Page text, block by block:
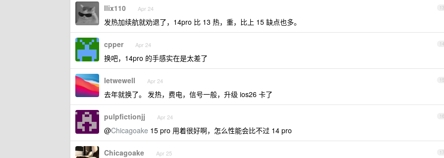
13
llix110 Apr 24
发热加续航就劝退了，14pro 比 13 热，重，比上 15 缺点也多。
14
cpper Apr 24
换吧，14pro 的手感实在是太差了
15
letwewell Apr 24
去年就换了。 发热，费电，信号一般，升级 ios26 卡了
16
pulpfictionjj Apr 24
@Chicagoake 15 pro 用着很好啊，怎么性能会比不过 14 pro
17
Chicagoake Apr 25